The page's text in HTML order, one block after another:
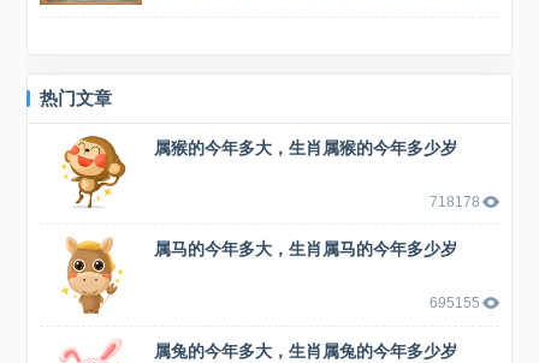
享宁静时光猪与龙：互补优势，共创辉煌未来在中国
热门文章
属猴的今年多大，生肖属猴的今年多少岁
718178
属马的今年多大，生肖属马的今年多少岁
695155
属兔的今年多大，生肖属兔的今年多少岁